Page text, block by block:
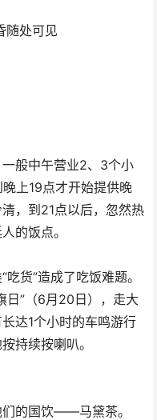
随处可见
般中午营业2、3个小
上19点才开始提供晚
，到21点以后，忽然热
的饭点。
货”造成了吃饭难题。
日”（6月20日），走大
达1个小时的车鸣游行
持续按喇叭。
的国饮——马黛茶。